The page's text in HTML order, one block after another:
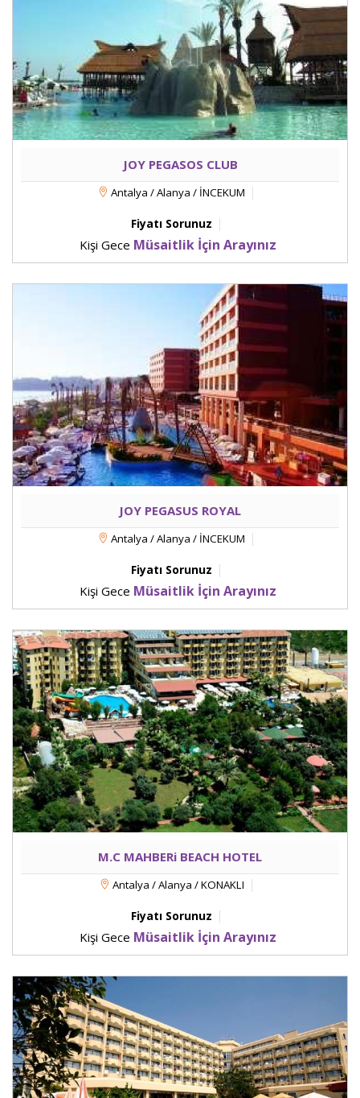
JOY PEGASOS CLUB
Antalya / Alanya / İNCEKUM
Fiyatı Sorunuz
Kişi Gece Müsaitlik İçin Arayınız
JOY PEGASUS ROYAL
Antalya / Alanya / İNCEKUM
Fiyatı Sorunuz
Kişi Gece Müsaitlik İçin Arayınız
M.C MAHBERi BEACH HOTEL
Antalya / Alanya / KONAKLI
Fiyatı Sorunuz
Kişi Gece Müsaitlik İçin Arayınız